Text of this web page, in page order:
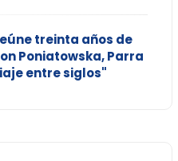
treinta años de
Poniatowska, Parra
entre siglos"